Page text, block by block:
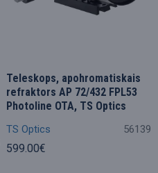
TS Optics 56139
Teleskops, apohromatiskais
refraktors AP 72/432 FPL53
Photoline OTA, TS Optics
599.00€